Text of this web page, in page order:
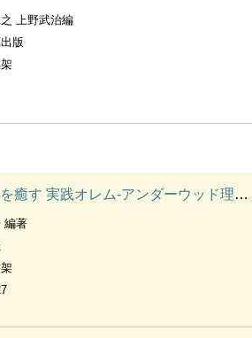
上野武治編
版
実践オレム-アンダーウッド理論 アクティブ・ナーシング
編著